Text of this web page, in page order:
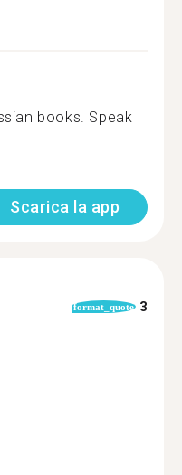
books. Speak
Scarica la app
format_quote 3